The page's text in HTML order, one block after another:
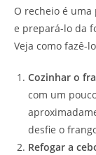
O recheio é
e prepará-lo da
Veja como fazê-
Cozinhar o
com um
desfie o
Refogar a